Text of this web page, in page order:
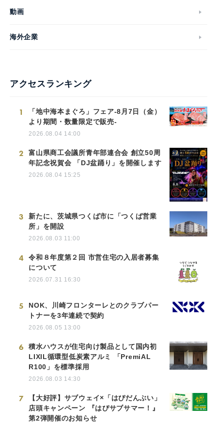
動画
海外企業
アクセスランキング
1
「地中海本まぐろ」フェア-8月7日（金）
より期間・数量限定で販売-
2026.08.04 14:00
2
富山県商工会議所青年部連合会 創立50周
年記念祝賀会 「DJ盆踊り」を開催します
2026.08.04 15:25
3
新たに、茨城県つくば市に「つくば営業
所」を開設
2026.08.03 11:00
4
令和８年度第２回 市営住宅の入居者募集
について
2026.07.31 16:30
5
NOK、川崎フロンターレとのクラブパー
トナーを3年連続で契約
2026.08.05 13:00
6
積水ハウスが住宅向け製品として国内初
LIXIL循環型低炭素アルミ 「PremiAL
R100」を標準採用
2026.08.03 14:30
7
【大好評】サブウェイ×「はぴだんぶい」
店頭キャンペーン 『はぴサブサマー！』
第2弾開催のお知らせ